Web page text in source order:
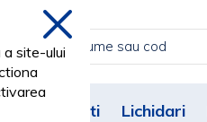
Noutati Lichidari
inchide
site-ului